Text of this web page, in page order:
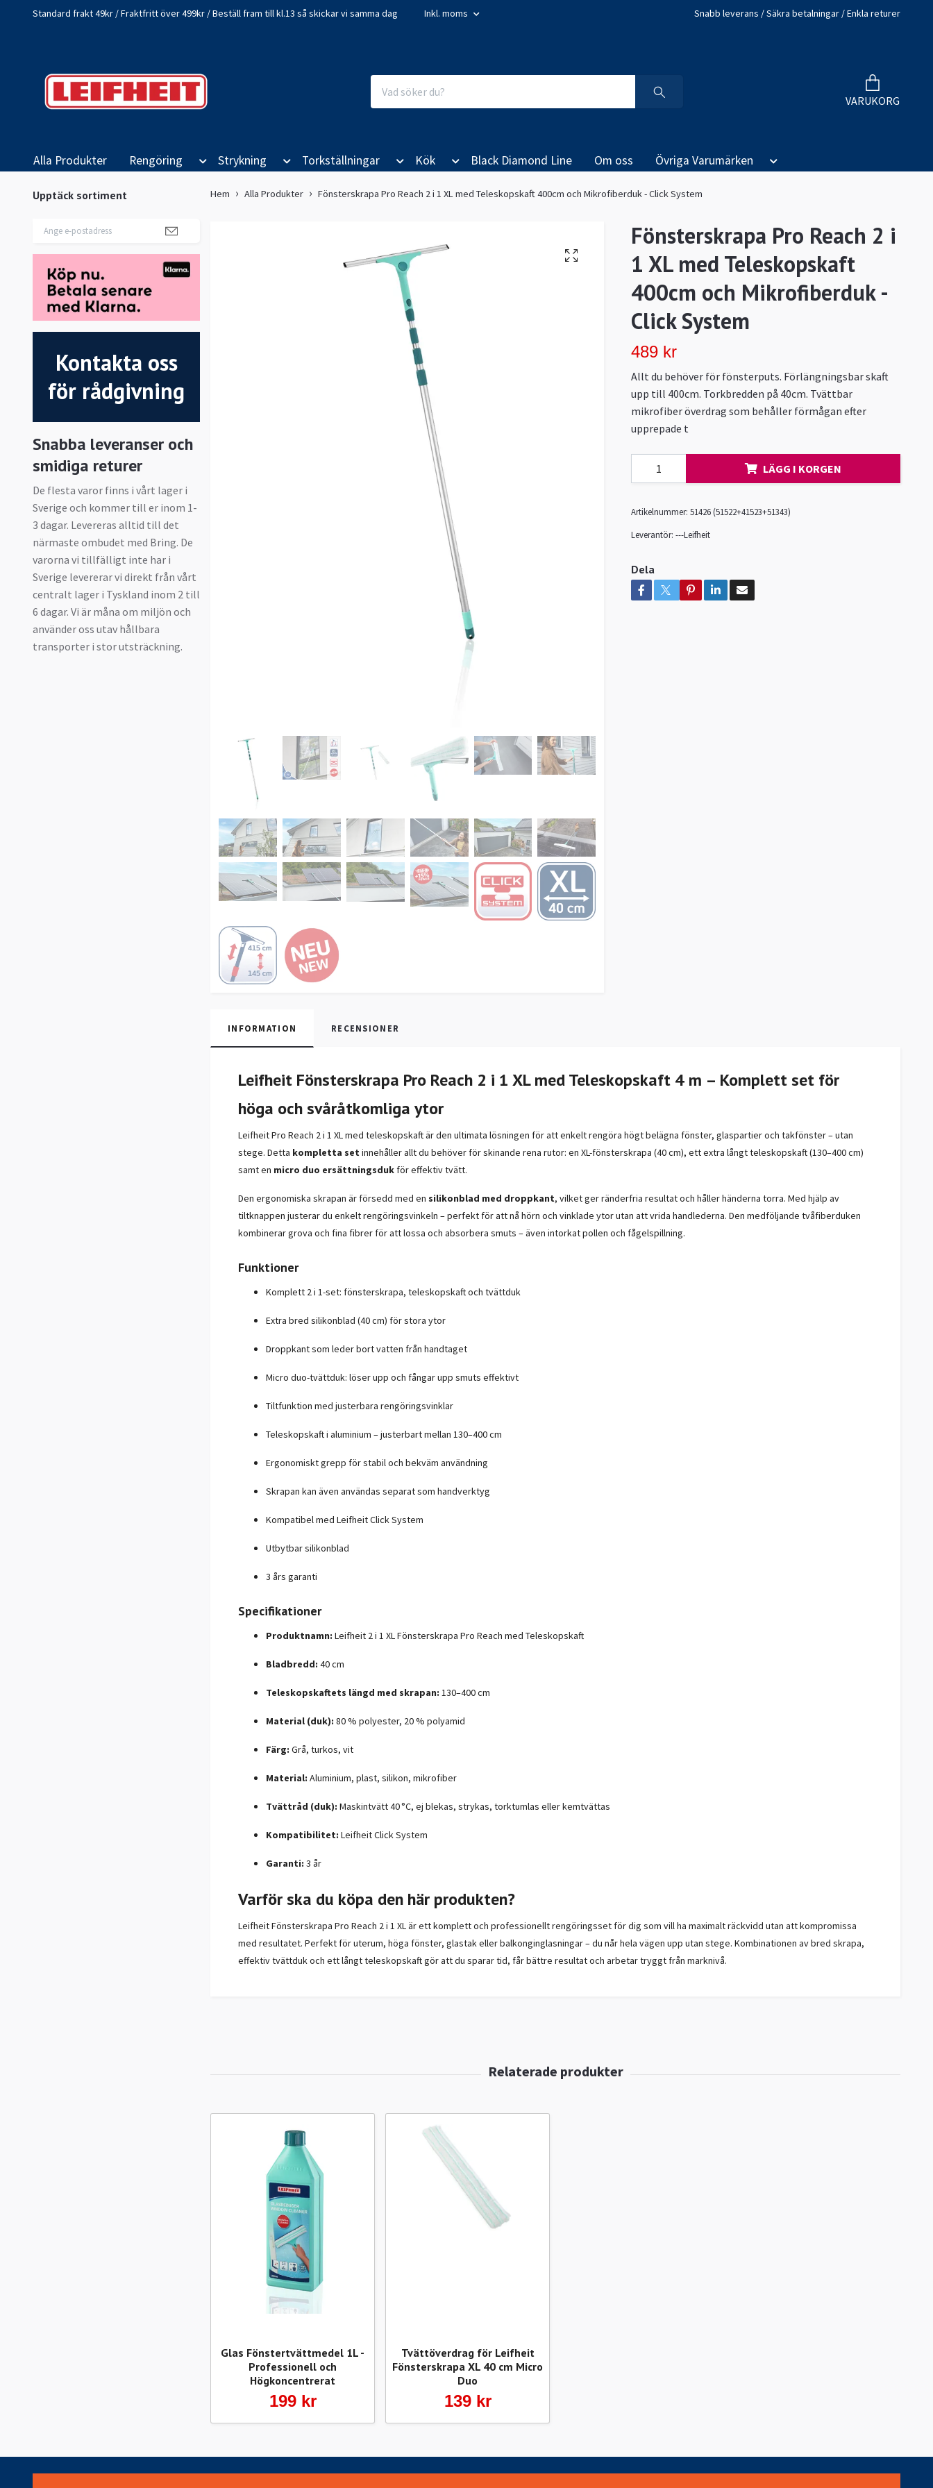
Standard frakt 49kr / Fraktfritt över 499kr / Beställ fram till kl.13 så skickar vi samma dag Inkl. moms Snabb leverans / Säkra betalningar / Enkla returer
VARUKORG
Alla Produkter Rengöring Strykning Torkställningar Kök Black Diamond Line Om oss Övriga Varumärken
Upptäck sortiment
Kontakta oss
för rådgivning
Snabba leveranser och
smidiga returer
De flesta varor finns i vårt lager i
Sverige och kommer till er inom 1-
3 dagar. Levereras alltid till det
närmaste ombudet med Bring. De
varorna vi tillfälligt inte har i
Sverige levererar vi direkt från vårt
centralt lager i Tyskland inom 2 till
6 dagar. Vi är måna om miljön och
använder oss utav hållbara
transporter i stor utsträckning.
Hem Alla Produkter Fönsterskrapa Pro Reach 2 i 1 XL med Teleskopskaft 400cm och Mikrofiberduk - Click System
Fönsterskrapa Pro Reach 2 i
1 XL med Teleskopskaft
400cm och Mikrofiberduk -
Click System
489 kr
Allt du behöver för fönsterputs. Förlängningsbar skaft
upp till 400cm. Torkbredden på 40cm. Tvättbar
mikrofiber överdrag som behåller förmågan efter
upprepade t
LÄGG I KORGEN
Artikelnummer: 51426 (51522+41523+51343)
Leverantör: ---Leifheit
Dela
INFORMATION RECENSIONER
Leifheit Fönsterskrapa Pro Reach 2 i 1 XLmed Teleskopskaft 4 m – Komplett set för
höga och svåråtkomliga ytor
Leifheit Pro Reach 2 i 1 XLmed teleskopskaft är den ultimata lösningen för att enkelt rengöra högt belägna fönster, glaspartier och takfönster – utan
stege. Detta kompletta set innehåller allt du behöver för skinande rena rutor: en XL-fönsterskrapa (40 cm), ett extra långt teleskopskaft (130–400 cm)
samt en micro duo ersättningsduk för effektiv tvätt.
Den ergonomiska skrapan är försedd med en silikonblad med droppkant, vilket ger ränderfria resultat och håller händerna torra. Med hjälp av
tiltknappen justerar du enkelt rengöringsvinkeln – perfekt för att nå hörn och vinklade ytor utan att vrida handlederna. Den medföljande tvåfiberduken
kombinerar grova och fina fibrer för att lossa och absorbera smuts – även intorkat pollen och fågelspillning.
Funktioner
Komplett 2 i 1-set: fönsterskrapa, teleskopskaft och tvättduk
Extra bred silikonblad (40 cm) för stora ytor
Droppkant som leder bort vatten från handtaget
Micro duo-tvättduk: löser upp och fångar upp smuts effektivt
Tiltfunktion med justerbara rengöringsvinklar
Teleskopskaft i aluminium – justerbart mellan 130–400 cm
Ergonomiskt grepp för stabil och bekväm användning
Skrapan kan även användas separat som handverktyg
Kompatibel med Leifheit Click System
Utbytbar silikonblad
3 års garanti
Specifikationer
Produktnamn: Leifheit 2 i 1 XL Fönsterskrapa Pro Reach med Teleskopskaft
Bladbredd: 40 cm
Teleskopskaftets längd med skrapan: 130–400 cm
Material (duk): 80 % polyester, 20 % polyamid
Färg: Grå, turkos, vit
Material: Aluminium, plast, silikon, mikrofiber
Tvättråd (duk): Maskintvätt 40 °C, ej blekas, strykas, torktumlas eller kemtvättas
Kompatibilitet: Leifheit Click System
Garanti: 3 år
Varför ska du köpa den här produkten?
Leifheit Fönsterskrapa Pro Reach 2 i 1 XLär ett komplett och professionellt rengöringsset för dig som vill ha maximalt räckvidd utan att kompromissa
med resultatet. Perfekt för uterum, höga fönster, glastak eller balkonginglasningar – du når hela vägen upp utan stege. Kombinationen av bred skrapa,
effektiv tvättduk och ett långt teleskopskaft gör att du sparar tid, får bättre resultat och arbetar tryggt från marknivå.
Glas Fönstertvättmedel 1L -
Professionell och
Högkoncentrerat
199 kr
Tvättöverdrag för Leifheit
Fönsterskrapa XL 40 cm Micro
Duo
139 kr